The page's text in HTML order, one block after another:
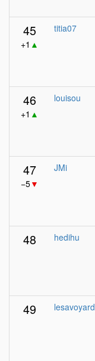
45
+1 ▲
titia07
46
+1 ▲
louisou
47
−5▼
JMi
48 hedihu
49 lesavoyard